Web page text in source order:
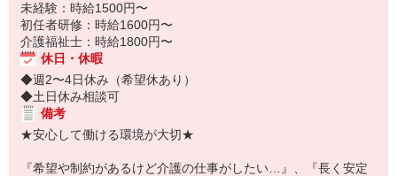
未経験：時給1500円〜
初任者研修：時給1600円〜
介護福祉士：時給1800円〜
休日・休暇
◆週2〜4日休み（希望休あり）
◆土日休み相談可
備考
★安心して働ける環境が大切★
『希望や制約があるけど介護の仕事がしたい…』、『長く安定